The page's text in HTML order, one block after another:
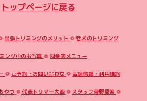
トップページに戻る
出張トリミングのメリット ❁老犬のトリミング
ング中のお写真 ❁料金表メニュー
❁ ご予約・お問い合わせ ❁ 店舗情報・利用規約
やつ ❁代表トリマー大西❁ スタッフ菅野愛美 ❁